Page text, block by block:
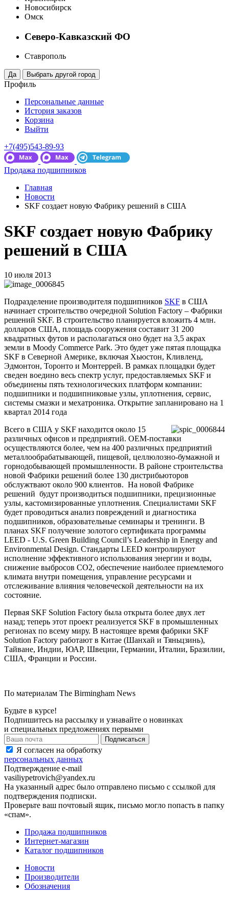
Новосибирск
Омск
Северо-Кавказский ФО
Ставрополь
Профиль
Персональные данные
История заказов
Корзина
Выйти
+7(495)543-89-93
Продажа подшипников
Главная
Новости
SKF создает новую Фабрику решений в США
SKF создает новую Фабрику
решений в США
10 июля 2013
Подразделение производителя подшипников SKF в США
начинает строительство очередной Solution Factory – Фабрики
решений SKF. В строительство планируется вложить 4 млн.
долларов США, площадь сооружения составит 31 200
квадратных футов и располагаться оно будет на 3,5 акрах
земли в Moody Commerce Park. Это будет уже пятая площадка
SKF в Северной Америке, включая Хьюстон, Кливленд,
Эдмонтон, Торонто и Монтеррей. В рамках площадки будет
сведен воедино весь спектр услуг, предоставляемых SKF и
объединены пять технологических платформ компании:
подшипники и подшипниковые узлы, уплотнения, сервис,
системы смазки и мехатроника. Открытие запланировано на 1
квартал 2014 года
Всего в США у SKF находится около 15
различных офисов и предприятий. OEM-поставки
осуществляются более, чем на 400 различных предприятий
металлообрабатывающей, пищевой, целлюлозно-бумажной и
горнодобывающей промышленности. В районе строительства
новой Фабрики решений более 130 дистрибьюторов
обслужтвают около 900 клиентов. На новой Фабрике
решений будут производиться подшипники, прецизионные
узлы, кастомизированные уплотнения. Специалистами SKF
будет проводиться анализ повреждений и диагностика
подшипников, образовательные семинары и тренинги. В
планах SKF получение золотого сертификата программы
LEED - U.S. Green Building Council’s Leadership in Energy and
Environmental Design. Стандарты LEED контролируют
исполнение эффективного использования энергии и воды,
снижение выбросов СО2, обеспечение наиболее приемлемого
климата внутри помещения, управление ресурсами и
отслеживание влияния человеческой деятельности на их
состояние.
Первая SKF Solution Factory была открыта более двух лет
назад; теперь этот проект реализуется SKF в промышленных
регионах по всему миру. В настоящее время фабрики SKF
Solution Factory работают в Китае (Шанхай и Тяньцзинь),
Тайване, Индии, ЮАР, Швеции, Германии, Италии, Бразилии,
США, Франции и России.
По материалам The Birmingham News
Будьте в курсе!
Подпишитесь на рассылку и узнавайте о новинках
и специальных предложениях первыми
Я согласен на обработку
персональных данных
Подтверждение e-mail
vasiliypetrovich@yandex.ru
На указанный адрес было отправлено письмо с ссылкой для
подтверждения подписки.
Проверьте ваш почтовый ящик, письмо могло попасть в папку
«спам».
Продажа подшипников
Интернет-магазин
Каталог подшипников
Новости
Производители
Обозначения